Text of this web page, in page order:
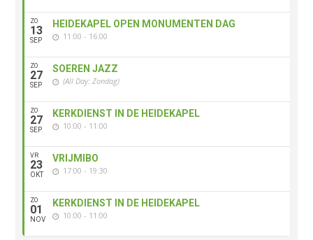
ZO
13
SEP
HEIDEKAPEL OPEN MONUMENTEN DAG
11:00 - 16:00
ZO
27
SEP
SOEREN JAZZ
(All Day: Zondag)
ZO
27
SEP
KERKDIENST IN DE HEIDEKAPEL
10:00 - 11:00
VR
23
OKT
VRIJMIBO
17:00 - 19:30
ZO
01
NOV
KERKDIENST IN DE HEIDEKAPEL
10:00 - 11:00